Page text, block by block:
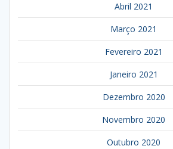
Abril 2021
Março 2021
Fevereiro 2021
Janeiro 2021
Dezembro 2020
Novembro 2020
Outubro 2020